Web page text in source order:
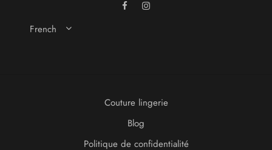
French
Couture lingerie
Blog
Politique de confidentialité